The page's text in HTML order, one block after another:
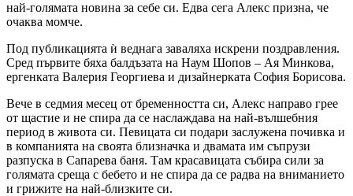
най-голямата новина за себе си. Едва сега Алекс призна, че
очаква момче.
Под публикацията ѝ веднага заваляха искрени поздравления.
Сред първите бяха балдъзата на Наум Шопов – Ая Минкова,
ергенката Валерия Георгиева и дизайнерката София Борисова.
Вече в седмия месец от бременността си, Алекс направо грее
от щастие и не спира да се наслаждава на най-вълшебния
период в живота си. Певицата си подари заслужена почивка и
в компанията на своята близначка и двамата им съпрузи
разпуска в Сапарева баня. Там красавицата събира сили за
голямата среща с бебето и не спира да се радва на вниманието
и грижите на най-близките си.